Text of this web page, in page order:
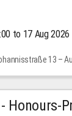
to 17 Aug 2026
13 –
Honours-